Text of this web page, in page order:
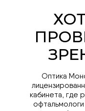
Оптика
кабинета,
Запись на